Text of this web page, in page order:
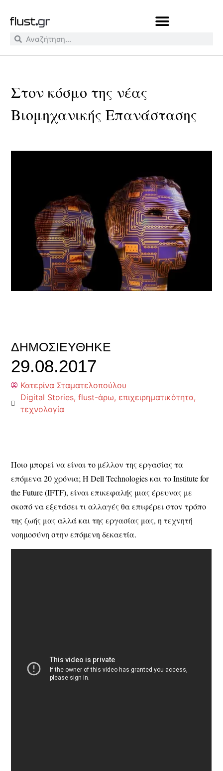
Στον κόσμο της νέας
Βιομηχανικής Επανάστασης
ΔΗΜΟΣΙΕΎΘΗΚΕ
29.08.2017
Κατερίνα Σταματελοπούλου
Digital Stories,flust-άρω, επιχειρηματικότητα,
τεχνολογία
Ποιο μπορεί να είναι το μέλλον της εργασίας τα
επόμενα 20 χρόνια; H Dell Technologies και το Institute for
the Future (IFTF), είναι επικεφαλής μιας έρευνας με
σκοπό να εξετάσει τι αλλαγές θα επιφέρει στον τρόπο
της ζωής μας αλλά και της εργασίας μας, η τεχνητή
νοημοσύνη στην επόμενη δεκαετία.